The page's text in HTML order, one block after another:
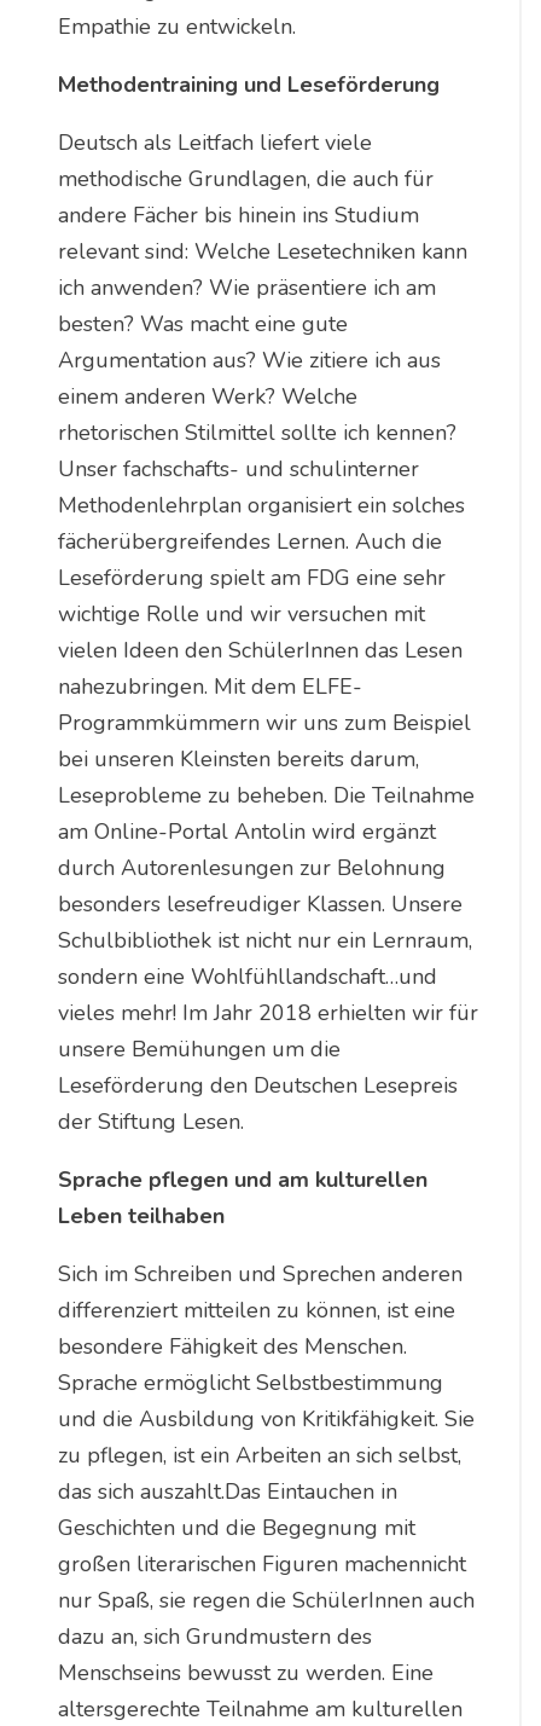
Empathie zu entwickeln.
Methodentraining und Leseförderung
Deutsch als Leitfach liefert viele
methodische Grundlagen, die auch für
andere Fächer bis hinein ins Studium
relevant sind: Welche Lesetechniken kann
ich anwenden? Wie präsentiere ich am
besten? Was macht eine gute
Argumentation aus? Wie zitiere ich aus
einem anderen Werk? Welche
rhetorischen Stilmittel sollte ich kennen?
Unser fachschafts- und schulinterner
Methodenlehrplan organisiert ein solches
fächerübergreifendes Lernen. Auch die
Leseförderung spielt am FDG eine sehr
wichtige Rolle und wir versuchen mit
vielen Ideen den SchülerInnen das Lesen
nahezubringen. Mit dem ELFE-
Programmkümmern wir uns zum Beispiel
bei unseren Kleinsten bereits darum,
Leseprobleme zu beheben. Die Teilnahme
am Online-Portal Antolin wird ergänzt
durch Autorenlesungen zur Belohnung
besonders lesefreudiger Klassen. Unsere
Schulbibliothek ist nicht nur ein Lernraum,
sondern eine Wohlfühllandschaft…und
vieles mehr! Im Jahr 2018 erhielten wir für
unsere Bemühungen um die
Leseförderung den Deutschen Lesepreis
der Stiftung Lesen.
Sprache pflegen und am kulturellen
Leben teilhaben
Sich im Schreiben und Sprechen anderen
differenziert mitteilen zu können, ist eine
besondere Fähigkeit des Menschen.
Sprache ermöglicht Selbstbestimmung
und die Ausbildung von Kritikfähigkeit. Sie
zu pflegen, ist ein Arbeiten an sich selbst,
das sich auszahlt.Das Eintauchen in
Geschichten und die Begegnung mit
großen literarischen Figuren machennicht
nur Spaß, sie regen die SchülerInnen auch
dazu an, sich Grundmustern des
Menschseins bewusst zu werden. Eine
altersgerechte Teilnahme am kulturellen